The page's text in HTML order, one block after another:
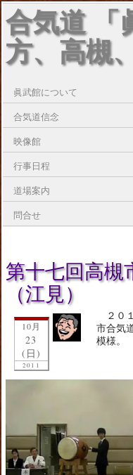
合気道 「
方、高槻
眞武館について
合気道信念
映像館
行事日程
道場案内
問合せ
第十七回高槻
（江見）
10月
23
(日)
2011
２０
市合気
模様。